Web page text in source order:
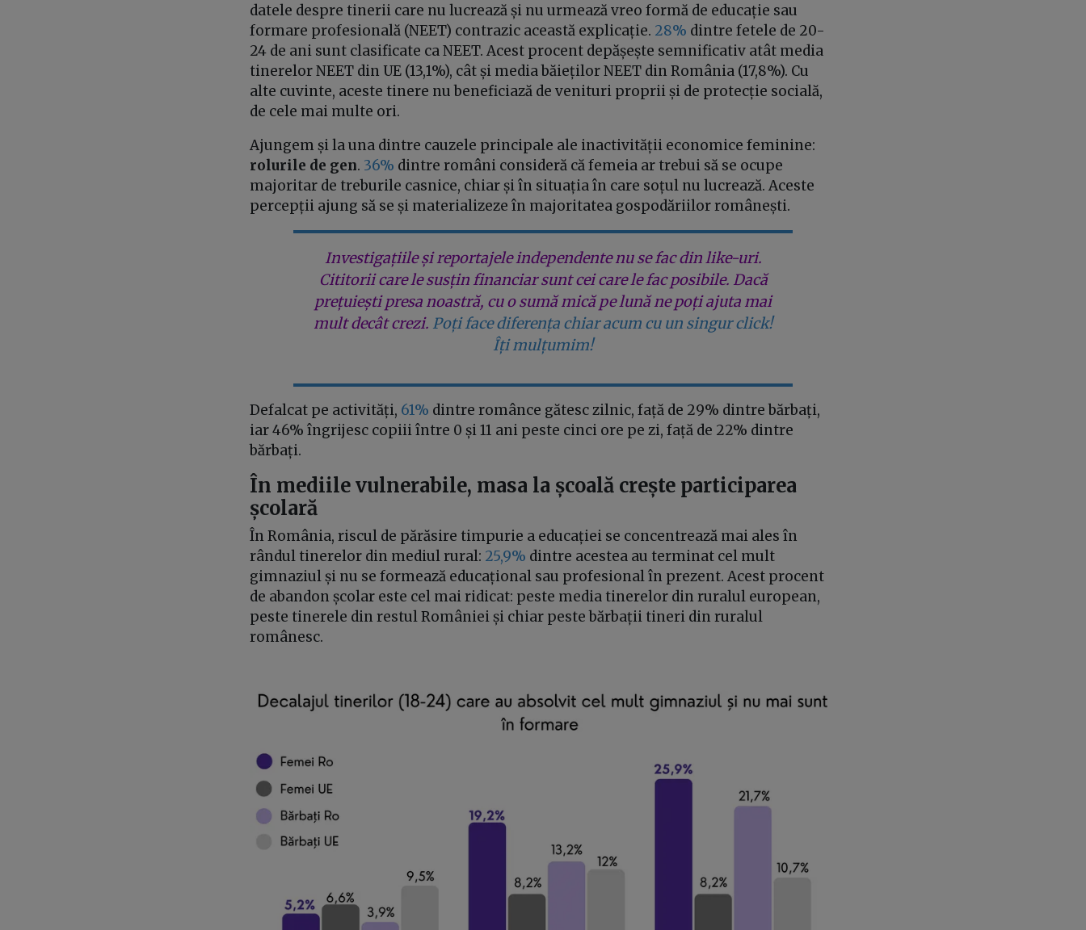
datele despre tinerii care nu lucrează și nu urmează vreo formă de educație sau
formare profesională (NEET) contrazic această explicație. 28% dintre fetele de 20-
24 de ani sunt clasificate ca NEET. Acest procent depășește semnificativ atât media
tinerelor NEET din UE (13,1%), cât și media băieților NEET din România (17,8%). Cu
alte cuvinte, aceste tinere nu beneficiază de venituri proprii și de protecție socială,
de cele mai multe ori.
Ajungem și la una dintre cauzele principale ale inactivității economice feminine:
rolurile de gen. 36% dintre români consideră că femeia ar trebui să se ocupe
majoritar de treburile casnice, chiar și în situația în care soțul nu lucrează. Aceste
percepții ajung să se și materializeze în majoritatea gospodăriilor românești.
Investigațiile și reportajele independente nu se fac din like-uri.
Cititorii care le susțin financiar sunt cei care le fac posibile. Dacă
prețuiești presa noastră, cu o sumă mică pe lună ne poți ajuta mai
mult decât crezi. Poți face diferența chiar acum cu un singur click!
Îți mulțumim!
Defalcat pe activități, 61% dintre românce gătesc zilnic, față de 29% dintre bărbați,
iar 46% îngrijesc copiii între 0 și 11 ani peste cinci ore pe zi, față de 22% dintre
bărbați.
În mediile vulnerabile, masa la școală crește participarea
școlară
În România, riscul de părăsire timpurie a educației se concentrează mai ales în
rândul tinerelor din mediul rural: 25,9% dintre acestea au terminat cel mult
gimnaziul și nu se formează educațional sau profesional în prezent. Acest procent
de abandon școlar este cel mai ridicat: peste media tinerelor din ruralul european,
peste tinerele din restul României și chiar peste bărbații tineri din ruralul
românesc.